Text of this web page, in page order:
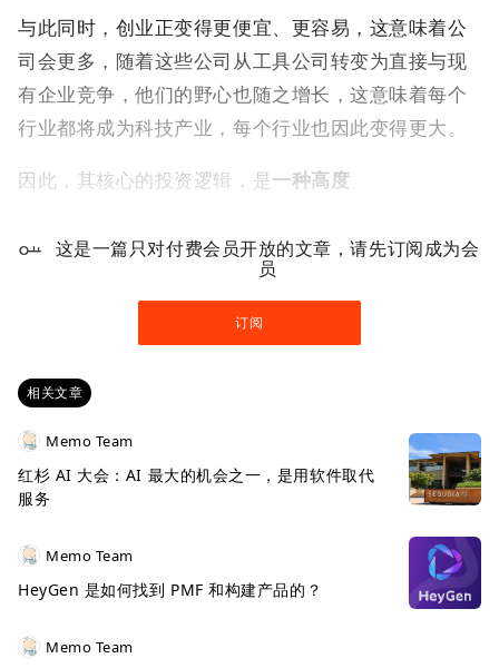
与此同时，创业正变得更便宜、更容易，这意味着公
司会更多，随着这些公司从工具公司转变为直接与现
有企业竞争，他们的野心也随之增长，这意味着每个
行业都将成为科技产业，每个行业也因此变得更大。
因此，其核心的投资逻辑，是一种高度
这是一篇只对付费会员开放的文章，请先订阅成为会
员
订阅
相关文章
Memo Team
红杉 AI 大会：AI 最大的机会之一，是用软件取代
服务
Memo Team
HeyGen 是如何找到 PMF 和构建产品的？
Memo Team